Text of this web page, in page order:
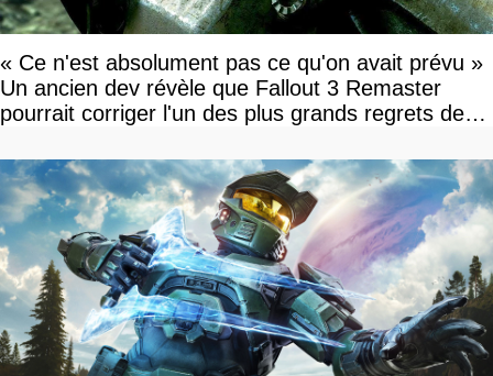
« Ce n'est absolument pas ce qu'on avait prévu »
Un ancien dev révèle que Fallout 3 Remaster
pourrait corriger l'un des plus grands regrets de